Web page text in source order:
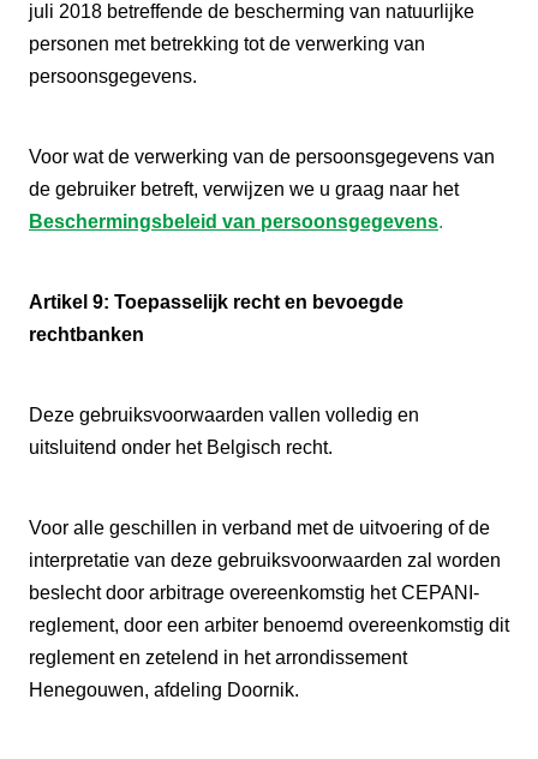
juli 2018 betreffende de bescherming van natuurlijke
personen met betrekking tot de verwerking van
persoonsgegevens.
Voor wat de verwerking van de persoonsgegevens van
de gebruiker betreft, verwijzen we u graag naar het
Beschermingsbeleid van persoonsgegevens.
Artikel 9: Toepasselijk recht en bevoegde
rechtbanken
Deze gebruiksvoorwaarden vallen volledig en
uitsluitend onder het Belgisch recht.
Voor alle geschillen in verband met de uitvoering of de
interpretatie van deze gebruiksvoorwaarden zal worden
beslecht door arbitrage overeenkomstig het CEPANI-
reglement, door een arbiter benoemd overeenkomstig dit
reglement en zetelend in het arrondissement
Henegouwen, afdeling Doornik.